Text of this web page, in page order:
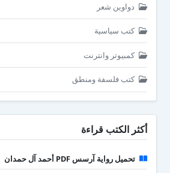
دواوين شعر
كتب سياسية
كمبيوتر وانترنت
كتب فلسفة ومنطق
أكثر الكتب قراءة
تحميل رواية آرسس PDF أحمد آل حمدان